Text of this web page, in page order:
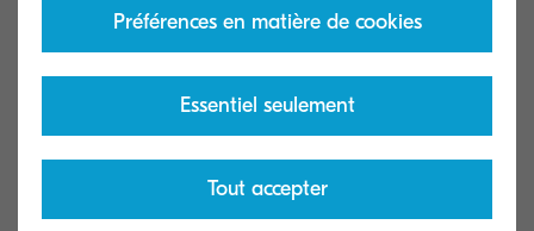
En savoir plus sur Kyocera Fleet Services
Préférences en matière de cookies
Essentiel seulement
Tout accepter